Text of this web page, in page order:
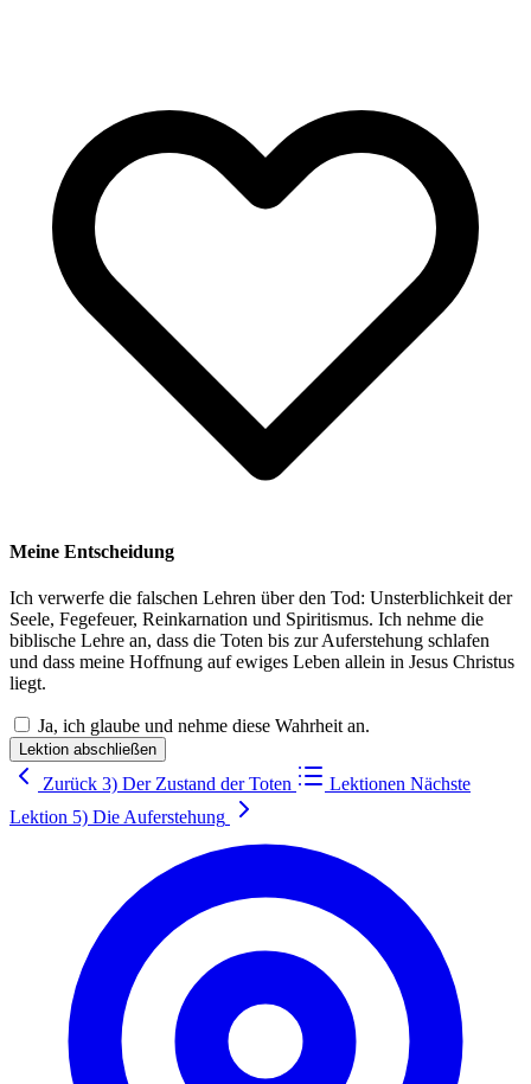
Meine Entscheidung
Ich verwerfe die falschen Lehren über den Tod: Unsterblichkeit der
Seele, Fegefeuer, Reinkarnation und Spiritismus. Ich nehme die
biblische Lehre an, dass die Toten bis zur Auferstehung schlafen
und dass meine Hoffnung auf ewiges Leben allein in Jesus Christus
liegt.
Ja, ich glaube und nehme diese Wahrheit an.
Lektion abschließen
Zurück 3) Der Zustand der Toten Lektionen Nächste
Lektion 5) Die Auferstehung